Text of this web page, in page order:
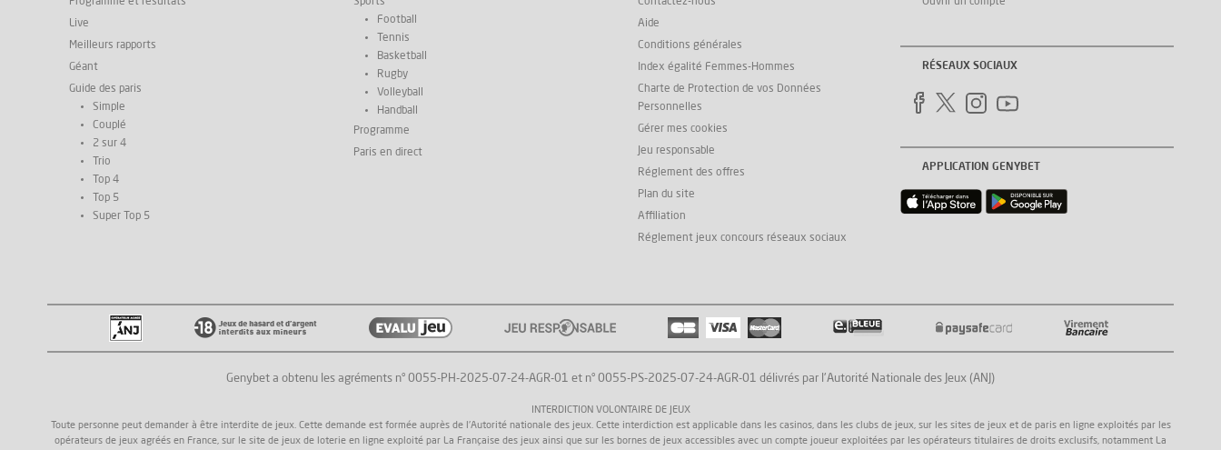
Live
Meilleurs rapports
Géant
Guide des paris
Simple
Couplé
2 sur 4
Trio
Top 4
Top 5
Super Top 5
Football
Tennis
Basketball
Rugby
Volleyball
Handball
Programme
Paris en direct
Aide
Conditions générales
Index égalité Femmes-Hommes
Charte de Protection de vos Données
Personnelles
Gérer mes cookies
Jeu responsable
Réglement des offres
Plan du site
Affiliation
Réglement jeux concours réseaux sociaux
RÉSEAUX SOCIAUX
APPLICATION GENYBET
Genybet a obtenu les agréments n° 0055-PH-2025-07-24-AGR-01 et n° 0055-PS-2025-07-24-AGR-01 délivrés par l'Autorité Nationale des Jeux (ANJ)
INTERDICTION VOLONTAIRE DE JEUX
Toute personne peut demander à être interdite de jeux. Cette demande est formée auprès de l'Autorité nationale des jeux. Cette interdiction est applicable dans les casinos, dans les clubs de jeux, sur les sites de jeux et de paris en ligne exploités par les
opérateurs de jeux agréés en France, sur le site de jeux de loterie en ligne exploité par La Française des jeux ainsi que sur les bornes de jeux accessibles avec un compte joueur exploitées par les opérateurs titulaires de droits exclusifs, notamment La